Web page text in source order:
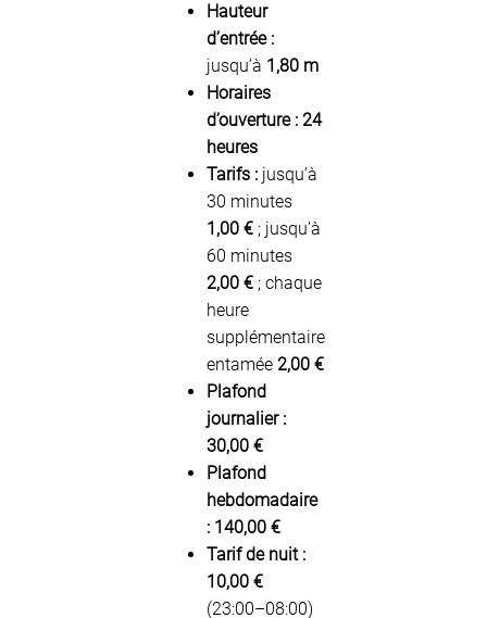
Hauteur
d’entrée :
jusqu’à 1,80 m
Horaires
d’ouverture : 24
heures
Tarifs : jusqu’à
30 minutes
1,00 € ; jusqu’à
60 minutes
2,00 € ; chaque
heure
supplémentaire
entamée 2,00 €
Plafond
journalier :
30,00 €
Plafond
hebdomadaire
: 140,00 €
Tarif de nuit :
10,00 €
(23:00–08:00)